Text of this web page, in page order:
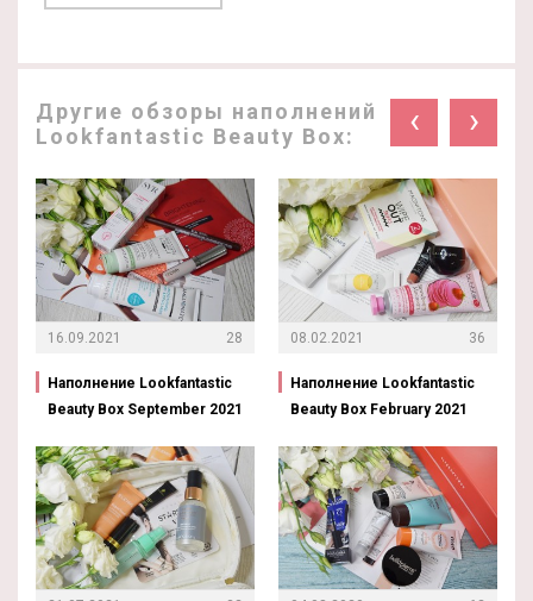
Другие обзоры наполнений
Lookfantastic Beauty Box:
‹ ›
16.09.2021 28
Наполнение Lookfantastic
Beauty Box September 2021
08.02.2021 36
Наполнение Lookfantastic
Beauty Box February 2021